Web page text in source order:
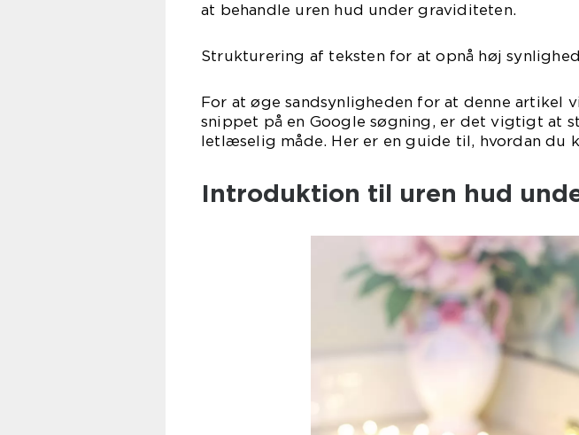
at behandle uren hud under graviditeten.
Strukturering af teksten for at opnå høj
For at øge sandsynligheden for at denne artikel
snippet på en Google søgning, er det vigtigt at
letlæselig måde. Her er en guide til, hvordan du
Introduktion til uren hud